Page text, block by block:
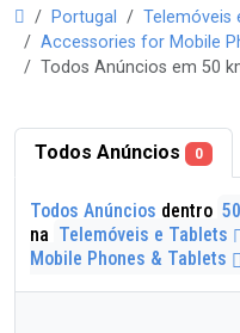
Portugal
Telemóveis
Accessories for Mobile
Todos Anúncios em 50
Todos Anúncios 0
Todos Anúncios dentro
na Telemóveis e Tablets
Mobile Phones & Tablets